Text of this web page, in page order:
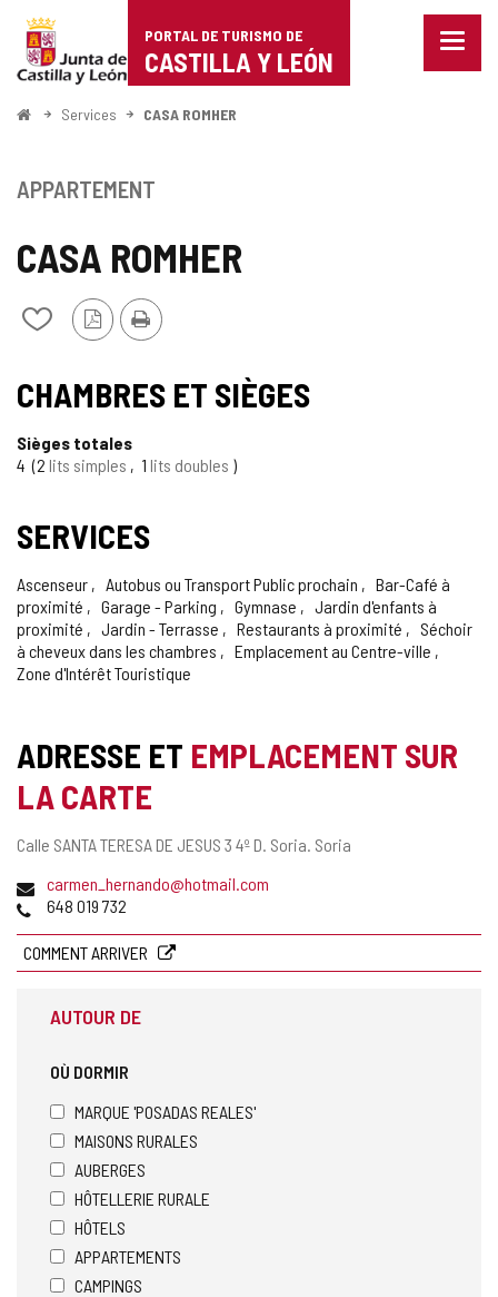
Portal
de
Turismo
Castilla
León
PORTAL DE TURISMO DE
CASTILLA Y LEÓN
Menu
<
Services CASA ROMHER
CASA ROMHER
Ajouter/retirer
de
cahiers
Version
PDF
Imprimer
TIPO
APPARTEMENT
CHAMBRES ET SIÈGES
Sièges totales
4 2 lits simples 1 lits doubles
SERVICES
Ascenseur Autobus ou Transport Public prochain
Bar-Café à
proximité
Garage - Parking Gymnase
Jardin d'enfants à
proximité
Jardin - Terrasse Restaurants à proximité
Séchoir
à cheveux dans les chambres
Emplacement au Centre-ville
Zone d'Intérêt Touristique
ADRESSE ET EMPLACEMENT SUR
LA CARTE
Adresse
Calle SANTA TERESA DE JESUS 3 4º D. Soria. Soria
Adresse
de
électronique
carmen_hernando@hotmail.com
Téléphones
648 019 732
COMMENT ARRIVER
AUTOUR DE
OÙ DORMIR
MARQUE 'POSADAS REALES'
MAISONS RURALES
AUBERGES
HÔTELLERIE RURALE
HÔTELS
APPARTEMENTS
CAMPINGS